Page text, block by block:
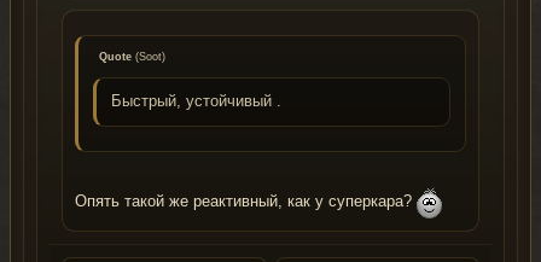
Quote (Soot)
Быстрый, устойчивый .
Опять такой же реактивный, как у суперкара?